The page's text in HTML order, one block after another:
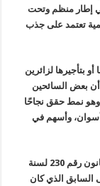
إطار منظم وتحت
تعتمد على جذب
أو بتأجيرها لزائرين
بعض السائحين
وهو نمط حقق نجاحًا
وأسهم في
مصر إلى القانون رقم 230 لسنة
السابق الذي كان